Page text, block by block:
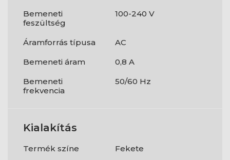
Bemeneti
feszültség
100-240 V
Áramforrás típusa
AC
Bemeneti áram
0,8 A
Bemeneti
frekvencia
50/60 Hz
Kialakítás
Termék színe
Fekete